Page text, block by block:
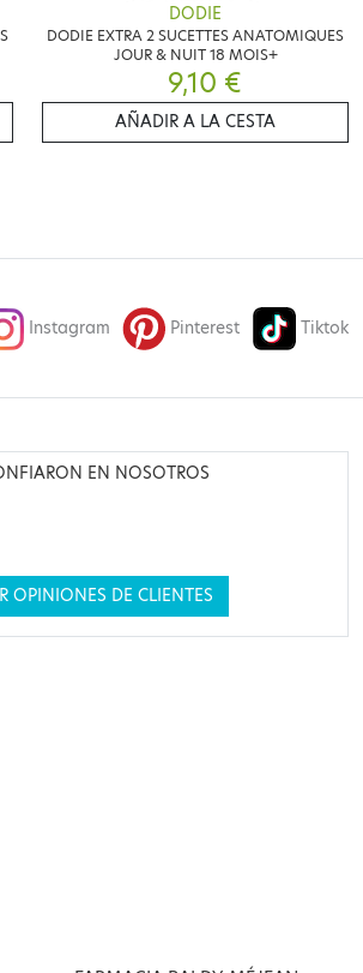
DODIE
DODIE EXTRA 2 SUCETTES ANATOMIQUES
JOUR & NUIT 18 MOIS+
9,10 €
AÑADIR A LA CESTA
Instagram Pinterest Tiktok
EN NOSOTROS
OPINIONES DE CLIENTES